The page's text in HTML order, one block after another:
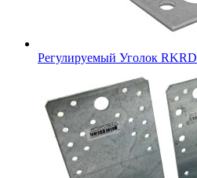
Регулируемый Уголок RKRD